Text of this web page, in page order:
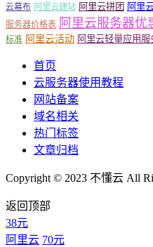
云幕布 阿里云建站 阿里云拼团 阿里
服务器价格表 阿里云服务器优
标准 阿里云活动 阿里云轻量应用服
首页
云服务器使用教程
网站备案
域名相关
热门标签
文章归档
Copyright © 2023 不懂云 All
返回顶部
38元
阿里云 70元